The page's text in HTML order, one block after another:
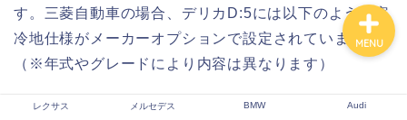
す。三菱自動車の場合、デリカD:5には以下のような寒
冷地仕様がメーカーオプションで設定されています。
（※年式やグレードにより内容は異なります）
ホットプラスパッケージ
レクサス メルセデス BMW Audi
MENU